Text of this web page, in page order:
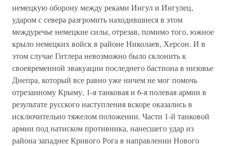
немецкую оборону между реками Ингул и Ингулец,
ударом с севера разгромить находившиеся в этом
междуречье немецкие силы, отрезав, помимо того, южное
крыло немецких войск в районе Николаев, Херсон. И в
этом случае Гитлера невозможно было склонить к
своевременной эвакуации последнего бастиона в низовье
Днепра, который все равно уже ничем не мог помочь
отрезанному Крыму, 1-я танковая и 6-я полевая армии в
результате русского наступления вскоре оказались в
исключительно тяжелом положении. Части 1-й танковой
армии под натиском противника, нанесшего удар из
района западнее Кривого Рога в направлении Нового